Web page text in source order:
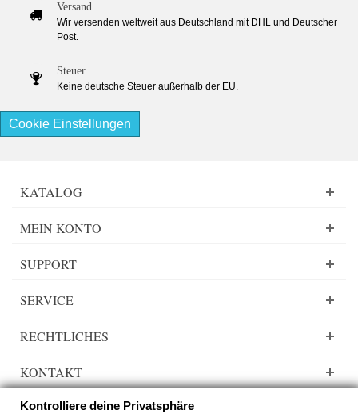
Versand
Wir versenden weltweit aus Deutschland mit DHL und Deutscher
Post.
Steuer
Keine deutsche Steuer außerhalb der EU.
Cookie Einstellungen
KATALOG
MEIN KONTO
SUPPORT
SERVICE
RECHTLICHES
KONTAKT
Kontrolliere deine Privatsphäre